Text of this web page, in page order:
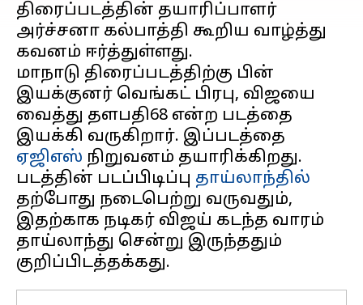
திரைப்படத்தின் தயாரிப்பாளர்
அர்ச்சனா கல்பாத்தி கூறிய வாழ்த்து
கவனம் ஈர்த்துள்ளது.
மாநாடு திரைப்படத்திற்கு பின்
இயக்குனர் வெங்கட் பிரபு, விஜயை
வைத்து தளபதி68 என்ற படத்தை
இயக்கி வருகிறார். இப்படத்தை
ஏஜிஎஸ் நிறுவனம் தயாரிக்கிறது.
படத்தின் படப்பிடிப்பு தாய்லாந்தில்
தற்போது நடைபெற்று வருவதும்,
இதற்காக நடிகர் விஜய் கடந்த வாரம்
தாய்லாந்து சென்று இருந்ததும்